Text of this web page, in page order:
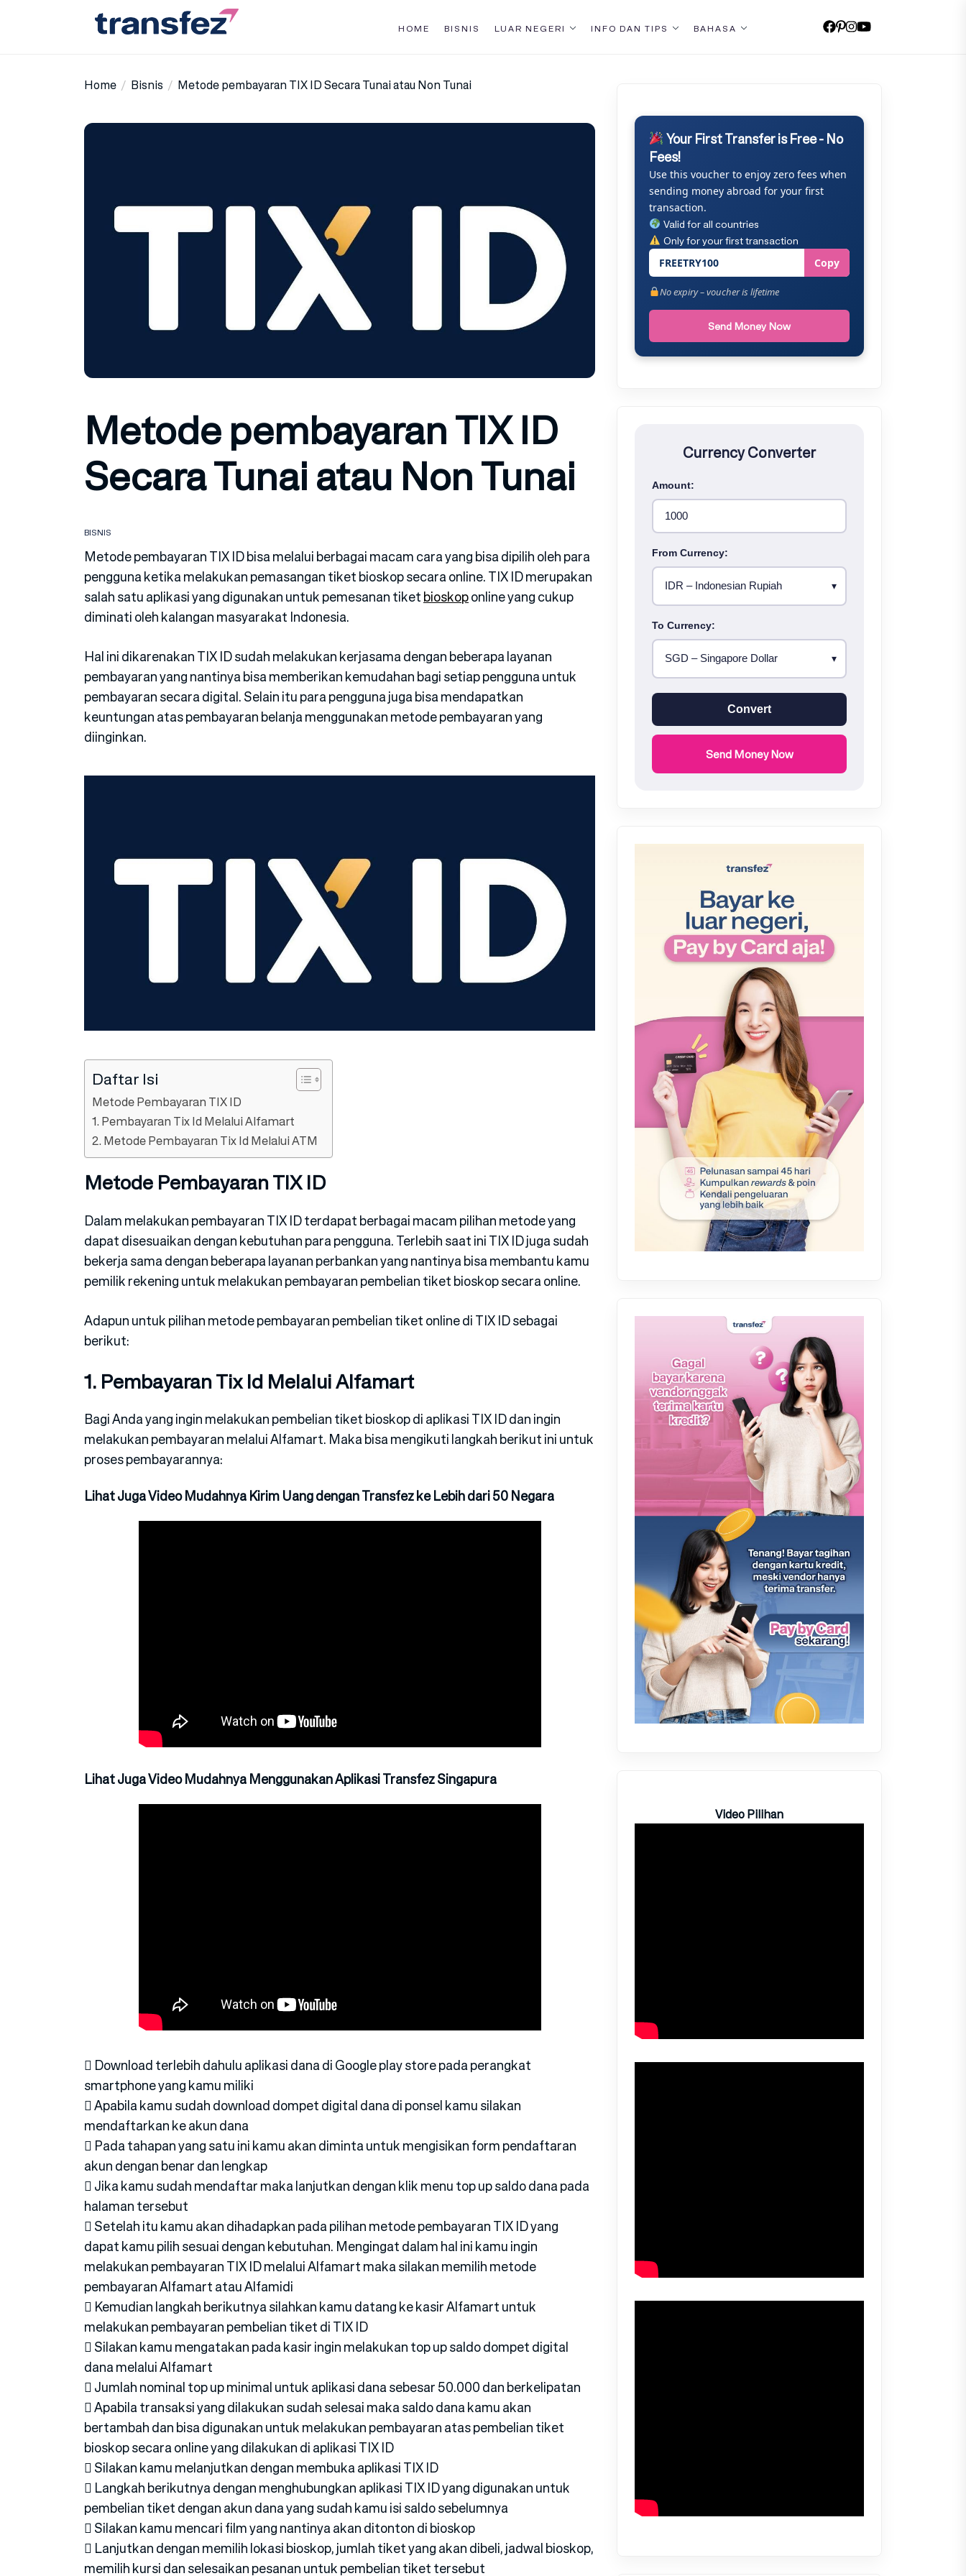
HOME BISNIS LUAR NEGERI INFO DAN TIPS BAHASA
Home Bisnis Metode pembayaran TIX ID Secara Tunai atau Non Tunai
Metode pembayaran TIX ID
Secara Tunai atau Non Tunai
BISNIS
Metode pembayaran TIX ID bisa melalui berbagai macam cara yang bisa dipilih oleh para
pengguna ketika melakukan pemasangan tiket bioskop secara online. TIX ID merupakan
salah satu aplikasi yang digunakan untuk pemesanan tiketbioskoponline yang cukup
diminati oleh kalangan masyarakat Indonesia.
Hal ini dikarenakan TIX ID sudah melakukan kerjasama dengan beberapa layanan
pembayaran yang nantinya bisa memberikan kemudahan bagi setiap pengguna untuk
pembayaran secara digital. Selain itu para pengguna juga bisa mendapatkan
keuntungan atas pembayaran belanja menggunakan metode pembayaran yang
diinginkan.
Daftar Isi
Metode Pembayaran TIX ID
1. Pembayaran Tix Id Melalui Alfamart
2. Metode Pembayaran Tix Id Melalui ATM
Metode Pembayaran TIX ID
Dalam melakukan pembayaran TIX ID terdapat berbagai macam pilihan metode yang
dapat disesuaikan dengan kebutuhan para pengguna. Terlebih saat ini TIX ID juga sudah
bekerja sama dengan beberapa layanan perbankan yang nantinya bisa membantu kamu
pemilik rekening untuk melakukan pembayaran pembelian tiket bioskop secara online.
Adapun untuk pilihan metode pembayaran pembelian tiket online di TIX ID sebagai
berikut:
1. Pembayaran Tix Id Melalui Alfamart
Bagi Anda yang ingin melakukan pembelian tiket bioskop di aplikasi TIX ID dan ingin
melakukan pembayaran melalui Alfamart. Maka bisa mengikuti langkah berikut ini untuk
proses pembayarannya:
Lihat Juga Video Mudahnya Kirim Uang dengan Transfez ke Lebih dari 50 Negara
Lihat Juga Video Mudahnya Menggunakan Aplikasi Transfez Singapura
 Download terlebih dahulu aplikasi dana di Google play store pada perangkat
smartphone yang kamu miliki
 Apabila kamu sudah download dompet digital dana di ponsel kamu silakan
mendaftarkan ke akun dana
 Pada tahapan yang satu ini kamu akan diminta untuk mengisikan form pendaftaran
akun dengan benar dan lengkap
 Jika kamu sudah mendaftar maka lanjutkan dengan klik menu top up saldo dana pada
halaman tersebut
 Setelah itu kamu akan dihadapkan pada pilihan metode pembayaran TIX ID yang
dapat kamu pilih sesuai dengan kebutuhan. Mengingat dalam hal ini kamu ingin
melakukan pembayaran TIX ID melalui Alfamart maka silakan memilih metode
pembayaran Alfamart atau Alfamidi
 Kemudian langkah berikutnya silahkan kamu datang ke kasir Alfamart untuk
melakukan pembayaran pembelian tiket di TIX ID
 Silakan kamu mengatakan pada kasir ingin melakukan top up saldo dompet digital
dana melalui Alfamart
 Jumlah nominal top up minimal untuk aplikasi dana sebesar 50.000 dan berkelipatan
 Apabila transaksi yang dilakukan sudah selesai maka saldo dana kamu akan
bertambah dan bisa digunakan untuk melakukan pembayaran atas pembelian tiket
bioskop secara online yang dilakukan di aplikasi TIX ID
 Silakan kamu melanjutkan dengan membuka aplikasi TIX ID
 Langkah berikutnya dengan menghubungkan aplikasi TIX ID yang digunakan untuk
pembelian tiket dengan akun dana yang sudah kamu isi saldo sebelumnya
 Silakan kamu mencari film yang nantinya akan ditonton di bioskop
 Lanjutkan dengan memilih lokasi bioskop, jumlah tiket yang akan dibeli, jadwal bioskop,
memilih kursi dan selesaikan pesanan untuk pembelian tiket tersebut
Your First Transfer is Free - No
Fees!
Use this voucher to enjoy zero fees when
sending money abroad for your first
transaction.
Valid for all countries
Only for your first transaction
FREETRY100 Copy
No expiry – voucher is lifetime
Send Money Now
Currency Converter
Amount:
From Currency:
To Currency:
Convert
Send Money Now
Video Pilihan